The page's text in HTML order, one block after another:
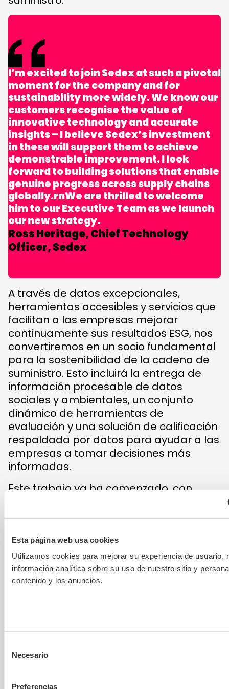
Esta página web usa cookies
Utilizamos cookies para mejorar su experiencia de usuario,
información analítica sobre su uso de nuestro sitio y
contenido y los anuncios.
Necesario
Preferencias
I’m excited to join Sedex at such a pivotal
moment for the company and for
sustainability more widely. We know our
customers recognise the value of
innovative technology and accurate
insights – I believe Sedex’s investment
in these will support them to achieve
demonstrable improvement. I look
forward to building solutions that enable
genuine progress across supply chains
globally.rnWe are thrilled to welcome
him to our Executive Team as we launch
our new strategy.
Ross Heritage, Chief Technology
Officer, Sedex
A través de datos excepcionales,
herramientas accesibles y servicios que
facilitan a las empresas mejorar
continuamente sus resultados ESG, nos
convertiremos en un socio fundamental
para la sostenibilidad de la cadena de
suministro. Esto incluirá la entrega de
información procesable de datos
sociales y ambientales, un conjunto
dinámico de herramientas de
evaluación y una solución de calificación
respaldada por datos para ayudar a las
empresas a tomar decisiones más
informadas.
Este trabajo ya ha comenzado, con
resultados más medibles. También
ampliaremos nuestros servicios de
consultoría, oferta de proveedores y
capacidades de otros productos
Sedex buscará inversión.